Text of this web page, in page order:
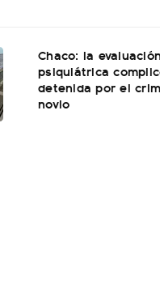
Chaco: la evaluación
psiquiátrica
detenida por el
novio